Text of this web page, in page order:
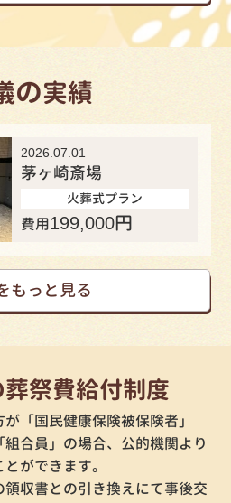
の実績
2026.07.01
茅ヶ崎斎場
火葬式プラン
費用199,000円
もっと見る
祭費給付制度
「国民健康保険被保険者」
組合員」の場合、公的機関より
ができます。
収書との引き換えにて事後交